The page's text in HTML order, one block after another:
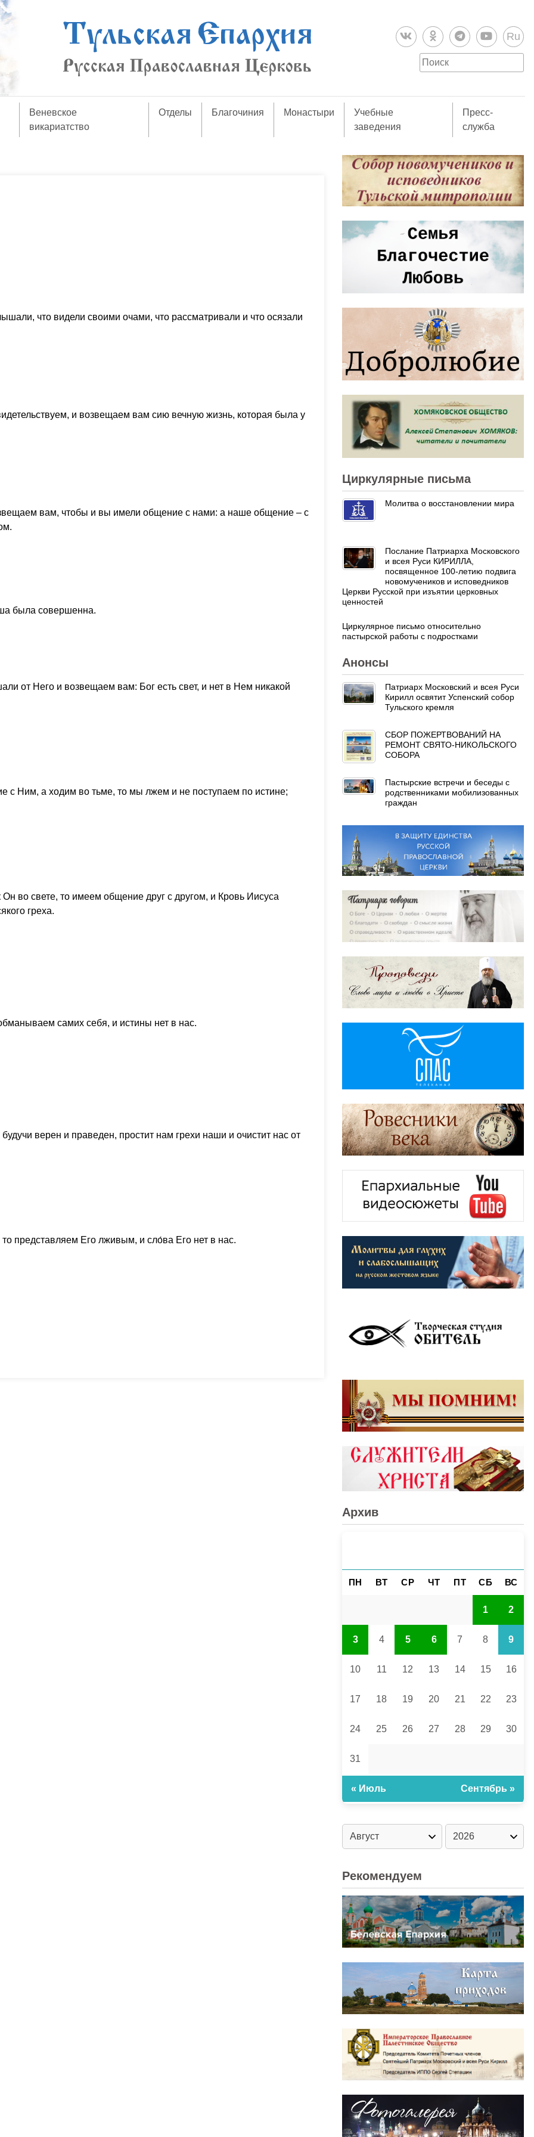
Ru
Веневское
викариатство
Отделы Благочиния Монастыри
Учебные
заведения
Пресс-
служба
что видели своими очами, что рассматривали и что осязали
и возвещаем вам сию вечную жизнь, которая была у
вам, чтобы и вы имели общение с нами: а наше общение – с
была совершенна.
от Него и возвещаем вам: Бог есть свет, и нет в Нем никакой
с Ним, а ходим во тьме, то мы лжем и не поступаем по истине;
во свете, то имеем общение друг с другом, и Кровь Иисуса
греха.
самих себя, и истины нет в нас.
верен и праведен, простит нам грехи наши и очистит нас от
представляем Его лживым, и сло́ва Его нет в нас.
Циркулярные письма
Молитва о восстановлении мира
Послание Патриарха Московского
и всея Руси КИРИЛЛА,
посвященное 100-летию подвига
новомучеников и исповедников
Церкви Русской при изъятии церковных
ценностей
Циркулярное письмо относительно
пастырской работы с подростками
Анонсы
Патриарх Московский и всея Руси
Кирилл освятит Успенский собор
Тульского кремля
СБОР ПОЖЕРТВОВАНИЙ НА
РЕМОНТ СВЯТО-НИКОЛЬСКОГО
СОБОРА
Пастырские встречи и беседы с
родственниками мобилизованных
граждан
Архив
ПН ВТ СР ЧТ ПТ СБ ВС
1 2
3 4 5 6 7 8 9
10 11 12 13 14 15 16
17 18 19 20 21 22 23
24 25 26 27 28 29 30
31
« Июль Сентябрь »
Рекомендуем